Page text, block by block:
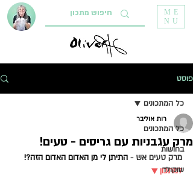
ME
NU
פוסט
כל המתכונים
בחושות
שוקולד
כל המתכונים
מרק עגבניות עם גריסים - טעים!
רות אוליבר
מרק טעים אש - התיתן לי מן האדום האדום הזה?!
למתכון ▼